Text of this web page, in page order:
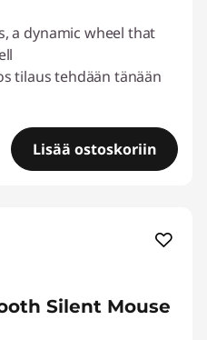
a dynamic wheel that
tilaus tehdään tänään
Lisää ostoskoriin
Silent Mouse